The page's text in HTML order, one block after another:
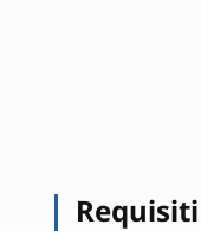
Requisiti